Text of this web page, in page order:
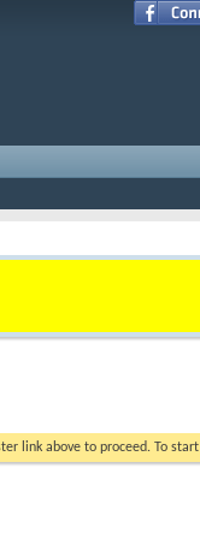
link above to proceed. To